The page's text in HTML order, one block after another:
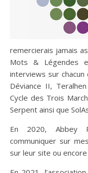
remercierais jamais
Mots & Légendes
interviews sur
Déviance II,
Cycle des Trois
Serpent ainsi que
En 2020, Abbey
communiquer sur
sur leur site ou